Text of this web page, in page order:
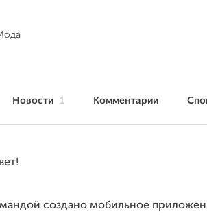
Новости 1 Комментарии
создано мобильное